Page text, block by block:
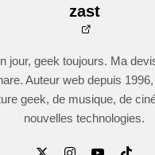
zast
jour, geek toujours. Ma
Auteur web depuis
geek, de musique, de
nouvelles technologies.